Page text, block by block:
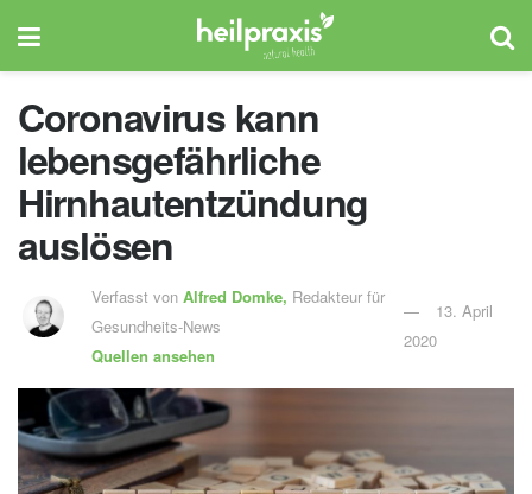
Coronavirus kann
lebensgefährliche
Hirnhautentzündung
auslösen
Verfasst vonAlfred Domke, Redakteur für
Gesundheits-News
Quellen ansehen
13. April
2020